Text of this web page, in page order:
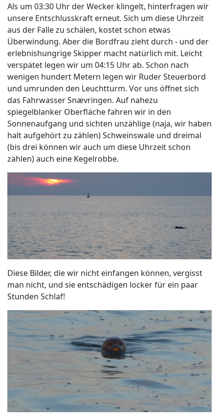
Als um 03:30 Uhr der Wecker klingelt, hinterfragen wir
unsere Entschlusskraft erneut. Sich um diese Uhrzeit
aus der Falle zu schälen, kostet schon etwas
Überwindung. Aber die Bordfrau zieht durch - und der
erlebnishungrige Skipper macht natürlich mit. Leicht
verspätet legen wir um 04:15 Uhr ab. Schon nach
wenigen hundert Metern legen wir Ruder Steuerbord
und umrunden den Leuchtturm. Vor uns öffnet sich
das Fahrwasser Snævringen. Auf nahezu
spiegelblanker Oberfläche fahren wir in den
Sonnenaufgang und sichten unzählige (naja, wir haben
halt aufgehört zu zählen) Schweinswale und dreimal
(bis drei können wir auch um diese Uhrzeit schon
zählen) auch eine Kegelrobbe.
Diese Bilder, die wir nicht einfangen können, vergisst
man nicht, und sie entschädigen locker für ein paar
Stunden Schlaf!